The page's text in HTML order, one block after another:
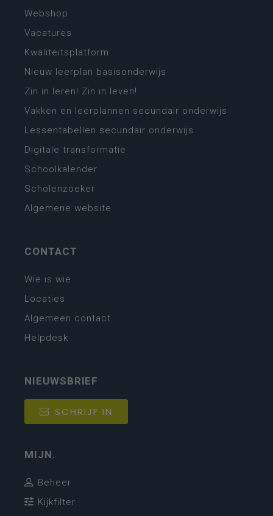
Webshop
Vacatures
Kwaliteitsplatform
Nieuw leerplan basisonderwijs
Zin in leren! Zin in leven!
Vakken en leerplannen secundair onderwijs
Lessentabellen secundair onderwijs
Digitale transformatie
Schoolkalender
Scholenzoeker
Algemene website
CONTACT
Wie is wie
Locaties
Algemeen contact
Helpdesk
NIEUWSBRIEF
SCHRIJF IN
MIJN.
Beheer
Kijkfilter